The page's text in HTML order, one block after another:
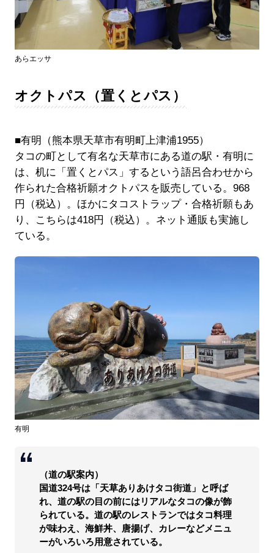
あらエッサ
オクトパス（置くとパス）
■有明（熊本県天草市有明町上津浦1955）
タコの町として有名な天草市にある道の駅・有明に
は、机に「置くとパス」するという語呂合わせから
作られた合格祈願オクトパスを販売している。968
円（税込）。ほかにタコストラップ・合格祈願もあ
り、こちらは418円（税込）。ネット通販も実施し
ている。
有明
（道の駅案内）
国道324号は「天草ありあけタコ街道」と呼ば
れ、道の駅の目の前にはリアルなタコの像が飾
られている。道の駅のレストランではタコ料理
が味わえ、海鮮丼、唐揚げ、カレーなどメニュ
ーがいろいろ用意されている。